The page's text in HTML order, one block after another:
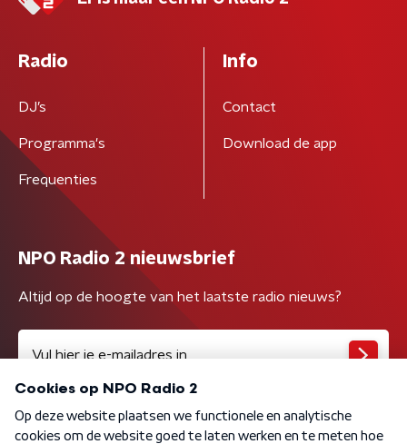
Radio
DJ’s
Programma's
Frequenties
Info
Contact
Download de app
NPO Radio 2 nieuwsbrief
Altijd op de hoogte van het laatste radio nieuws?